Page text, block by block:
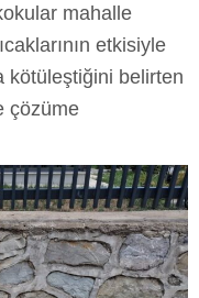
mahalle
etkisiyle
kötüleştiğini belirten
çözüme